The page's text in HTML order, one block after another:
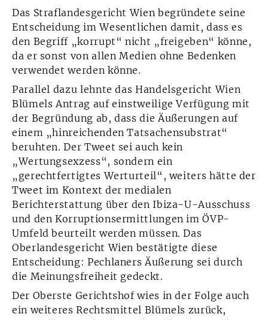
Das Straflandesgericht Wien begründete seine
Entscheidung im Wesentlichen damit, dass es
den Begriff „korrupt“ nicht „freigeben“ könne,
da er sonst von allen Medien ohne Bedenken
verwendet werden könne.
Parallel dazu lehnte das Handelsgericht Wien
Blümels Antrag auf einstweilige Verfügung mit
der Begründung ab, dass die Äußerungen auf
einem „hinreichenden Tatsachensubstrat“
beruhten. Der Tweet sei auch kein
„Wertungsexzess“, sondern ein
„gerechtfertigtes Werturteil“, weiters hätte der
Tweet im Kontext der medialen
Berichterstattung über den Ibiza-U-Ausschuss
und den Korruptionsermittlungen im ÖVP-
Umfeld beurteilt werden müssen. Das
Oberlandesgericht Wien bestätigte diese
Entscheidung: Pechlaners Äußerung sei durch
die Meinungsfreiheit gedeckt.
Der Oberste Gerichtshof wies in der Folge auch
ein weiteres Rechtsmittel Blümels zurück,